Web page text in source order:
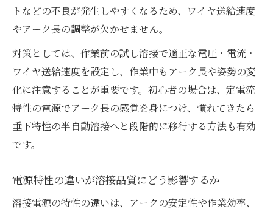
トなどの不良が発生しやすくなるため、ワイヤ送給速度
やアーク長の調整が欠かせません。
対策としては、作業前の試し溶接で適正な電圧・電流・
ワイヤ送給速度を設定し、作業中もアーク長や姿勢の変
化に注意することが重要です。初心者の場合は、定電流
特性の電源でアーク長の感覚を身につけ、慣れてきたら
垂下特性の半自動溶接へと段階的に移行する方法も有効
です。
電源特性の違いが溶接品質にどう影響するか
溶接電源の特性の違いは、アークの安定性や作業効率、